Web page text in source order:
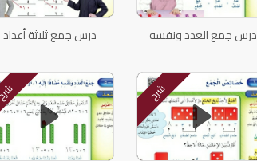
درس جمع العدد ونفسه درس جمع ثلاثة أعداد
شرح